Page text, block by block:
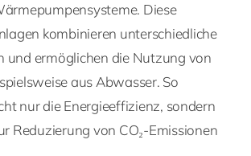
Diese
kombinieren unterschiedliche
und ermöglichen die Nutzung von
aus Abwasser. So
nur die Energieeffizienz, sondern
Reduzierung von CO₂-Emissionen